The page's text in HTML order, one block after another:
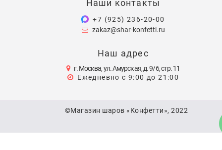
Наши контакты
+7 (925) 236-20-00
zakaz@shar-konfetti.ru
Наш адрес
г. Москва, ул. Амурская, д. 9/6, стр. 11
Ежедневно с 9:00 до 21:00
©Магазин шаров «Конфетти», 2022